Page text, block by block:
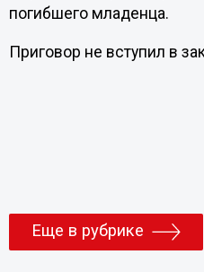
погибшего младенца.
Приговор не вступил в
Еще в рубрике